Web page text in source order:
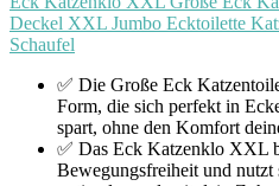
Deckel XXL Jumbo Ecktoilette
Schaufel
✅ Die Große Eck
Form, die sich perfekt in
spart, ohne den Komfort
✅ Das Eck Katzenklo XXL
Bewegungsfreiheit und nutzt